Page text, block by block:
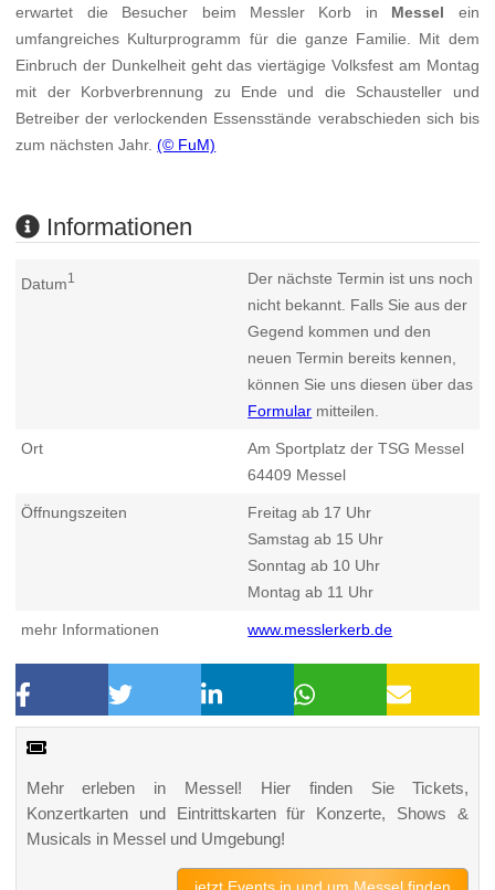
erwartet die Besucher beim Messler Korb in Messel ein
umfangreiches Kulturprogramm für die ganze Familie. Mit dem
Einbruch der Dunkelheit geht das viertägige Volksfest am Montag
mit der Korbverbrennung zu Ende und die Schausteller und
Betreiber der verlockenden Essensstände verabschieden sich bis
zum nächsten Jahr.(© FuM)
Informationen
Datum1
Der nächste Termin ist uns noch
nicht bekannt. Falls Sie aus der
Gegend kommen und den
neuen Termin bereits kennen,
können Sie uns diesen über das
Formular mitteilen.
Ort
Am Sportplatz der TSG Messel
64409 Messel
Öffnungszeiten
Freitag ab 17 Uhr
Samstag ab 15 Uhr
Sonntag ab 10 Uhr
Montag ab 11 Uhr
mehr Informationen www.messlerkerb.de
Mehr erleben in Messel! Hier finden Sie Tickets,
Konzertkarten und Eintrittskarten für Konzerte, Shows &
Musicals in Messel und Umgebung!